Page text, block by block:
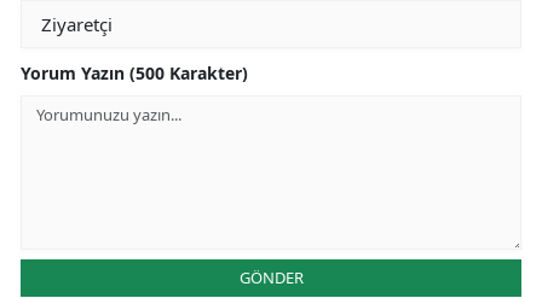
Yorum Yazın (500 Karakter)
GÖNDER